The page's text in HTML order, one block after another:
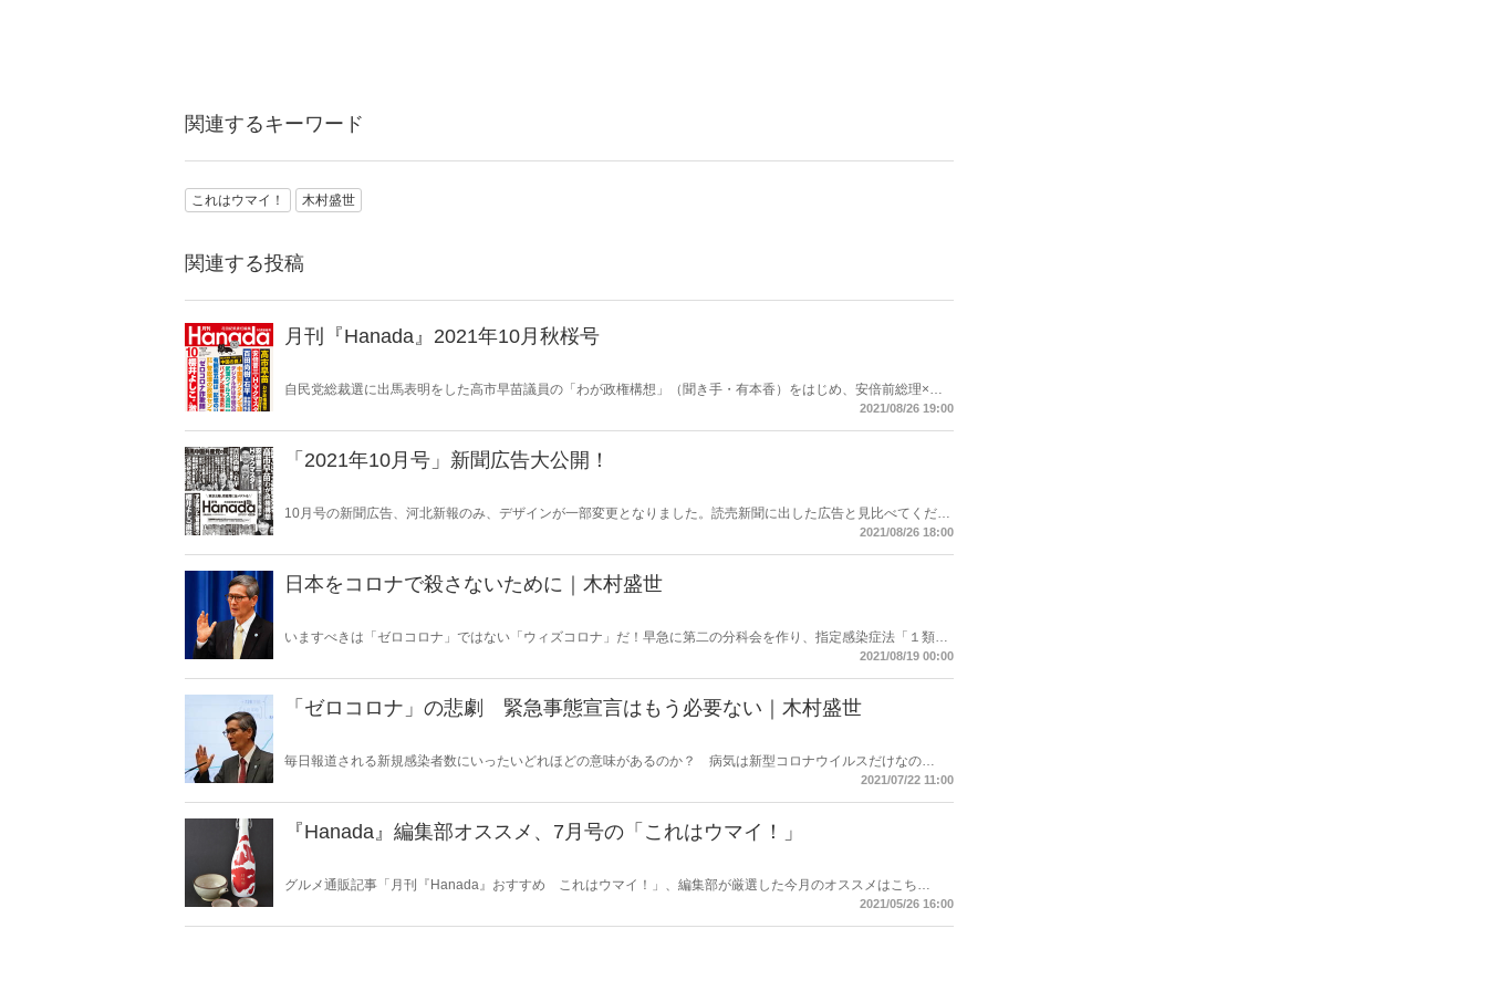
関連するキーワード
これはウマイ！ 木村盛世
関連する投稿
月刊『Hanada』2021年10月秋桜号
自民党総裁選に出馬表明をした高市早苗議員の「わが政権構想」（聞き手・有本香）をはじめ、安倍前総理×マ
クマスター元大統領補佐官「中国の脅威とどう闘うか」、百田尚樹×石平「中国共産党は史上最悪の寄生虫
法』」など10月号も読みどころが満載！読みたいニュース、知りたいニュースがここにある！
2021/08/26 19:00
「2021年10月号」新聞広告大公開！
10月号の新聞広告、河北新報のみ、デザインが一部変更となりました。読売新聞に出した広告と見比べてくださ
い。難易度はレベル4です！広告がおもしろければ、雑誌もおもしろい！雑誌がおもしろければ、広告もおもし
2021/08/26 18:00
日本をコロナで殺さないために｜木村盛世
いますべきは「ゼロコロナ」ではない「ウィズコロナ」だ！早急に第二の分科会を作り、指定感染症法「１類な
いし２類」相当からインフルエンザと同じ「５類」へと変更すべきだ！このまま「ゼロコロナ」に突き進めば間
2021/08/19 00:00
「ゼロコロナ」の悲劇 緊急事態宣言はもう必要ない｜木村盛世
毎日報道される新規感染者数にいったいどれほどの意味があるのか？ 病気は新型コロナウイルスだけなの
2021/07/22 11:00
『Hanada』編集部オススメ、7月号の「これはウマイ！」
グルメ通販記事「月刊『Hanada』おすすめ これはウマイ！」、編集部が厳選した今月のオススメはこち
2021/05/26 16:00